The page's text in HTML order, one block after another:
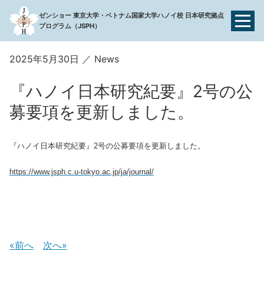
ゼンショー 東京大学・ベトナム国家大学ハノイ校 日本研究拠点
プログラム（JSPH）
2025年5月30日 News
『ハノイ日本研究紀要』2号の公
募要項を更新しました。
『ハノイ日本研究紀要』2号の公募要項を更新しました。
https://www.jsph.c.u-tokyo.ac.jp/ja/journal/
前へ 次へ